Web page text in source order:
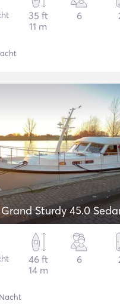
35 ft
11 m
6
Sturdy 45.0
46 ft
14 m
6